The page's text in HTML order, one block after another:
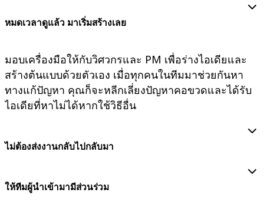
แผนผังความคิด
ผังงาน
เฉพาะทาง
การจัดทำแผนการทำงาน
การแมปกระบวนการ
การออกแบบแผนที่เส้นทางของลูกค้า
การวางแผนและการส่งมอบ
หมดเวลาดูแล้ว มาเริ่มสร้างเลย
มอบเครื่องมือให้กับวิศวกรและ PM เพื่อร่างไอเดียและ
สร้างต้นแบบด้วยตัวเอง เมื่อทุกคนในทีมมาช่วยกันหา
ทางแก้ปัญหา คุณก็จะหลีกเลี่ยงปัญหาคอขวดและได้รับ
ไอเดียที่หาไม่ได้หากใช้วิธีอื่น
ไม่ต้องส่งงานกลับไปกลับมา
ให้ทีมผู้นำเข้ามามีส่วนร่วม